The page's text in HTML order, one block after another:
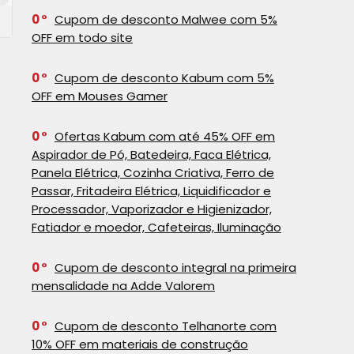
0
Cupom de desconto Malwee com 5%
OFF em todo site
0
Cupom de desconto Kabum com 5%
OFF em Mouses Gamer
0
Ofertas Kabum com até 45% OFF em
Aspirador de Pó, Batedeira, Faca Elétrica,
Panela Elétrica, Cozinha Criativa, Ferro de
Passar, Fritadeira Elétrica, Liquidificador e
Processador, Vaporizador e Higienizador,
Fatiador e moedor, Cafeteiras, Iluminação
0
Cupom de desconto integral na primeira
mensalidade na Adde Valorem
0
Cupom de desconto Telhanorte com
10% OFF em materiais de construção